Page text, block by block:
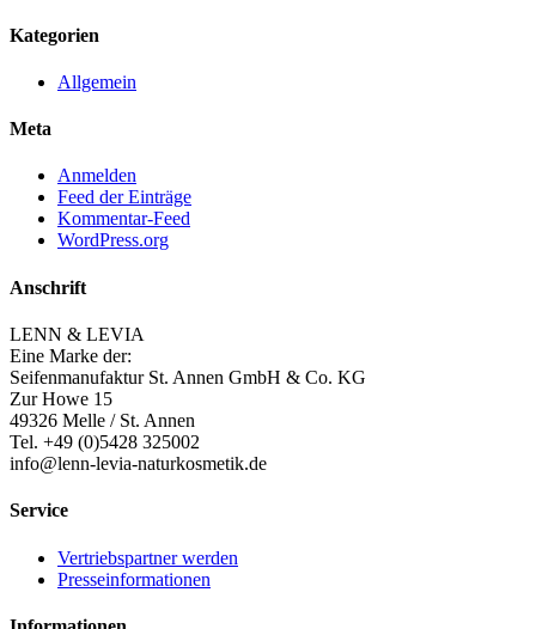
Kategorien
Allgemein
Meta
Anmelden
Feed der Einträge
Kommentar-Feed
WordPress.org
Anschrift
LENN & LEVIA
Eine Marke der:
Seifenmanufaktur St. Annen GmbH & Co. KG
Zur Howe 15
49326 Melle / St. Annen
Tel. +49 (0)5428 325002
info@lenn-levia-naturkosmetik.de
Service
Vertriebspartner werden
Presseinformationen